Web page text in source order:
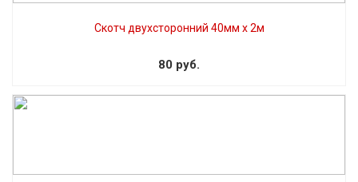
Скотч двухсторонний 40мм х 2м
80 руб.